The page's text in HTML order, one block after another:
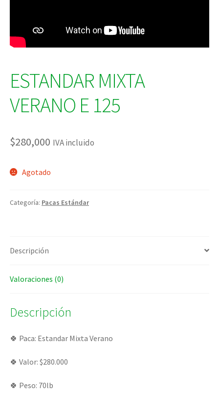
ESTANDAR MIXTA
VERANO E 125
$280,000 IVA incluido
Agotado
Categoría: Pacas Estándar
Descripción
Valoraciones (0)
Descripción
🍀 Paca: Estandar Mixta Verano
🍀 Valor: $280.000
🍀 Peso: 70lb